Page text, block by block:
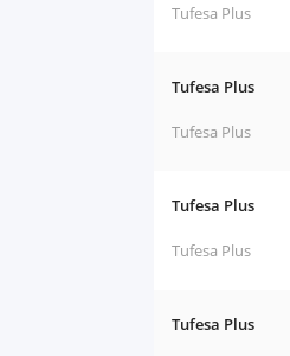
Tufesa Plus
Tufesa Plus
Tufesa Plus
Tufesa Plus
Tufesa Plus
Tufesa Plus